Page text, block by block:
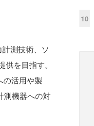
測技術、ソ
を目指す。
の活用や製
測機器への対
10